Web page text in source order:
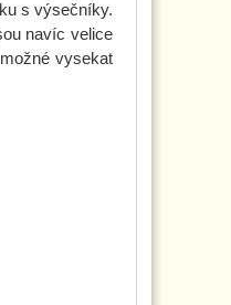
s výsečníky.
navíc velice
vysekat